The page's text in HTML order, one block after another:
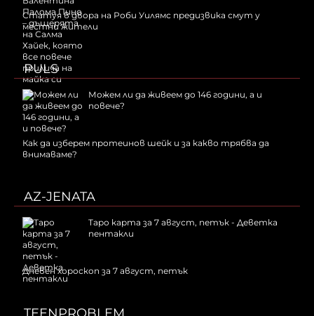
Статуя в двора на Роби Уилямс предизвика смут у
местни жители
PULS
Можем ли да живеем до 146 години, а и
повече?
Как да изберем протеинов шейк и за какво трябва да
внимаваме?
AZ-JENATA
Таро карта за 7 август, петък - Деветка
пентакли
Дневен хороскоп за 7 август, петък